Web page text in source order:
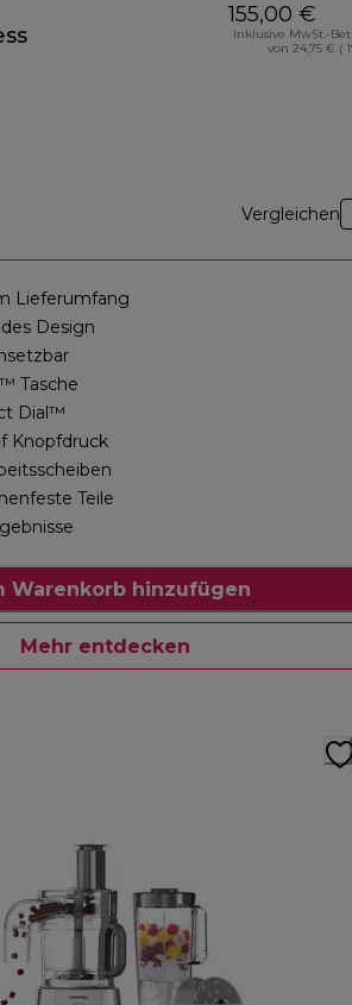
155,00 €
Inklusive MwSt.-
von 24,75 € (
Vergleichen
Lieferumfang
Design
Tasche
Dial™
Knopfdruck
Teile
Warenkorb hinzufügen
Mehr entdecken